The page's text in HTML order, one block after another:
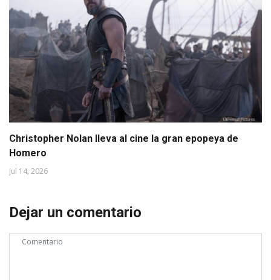
Christopher Nolan lleva al cine la gran epopeya de
Homero
Jul 14, 2026
Dejar un comentario